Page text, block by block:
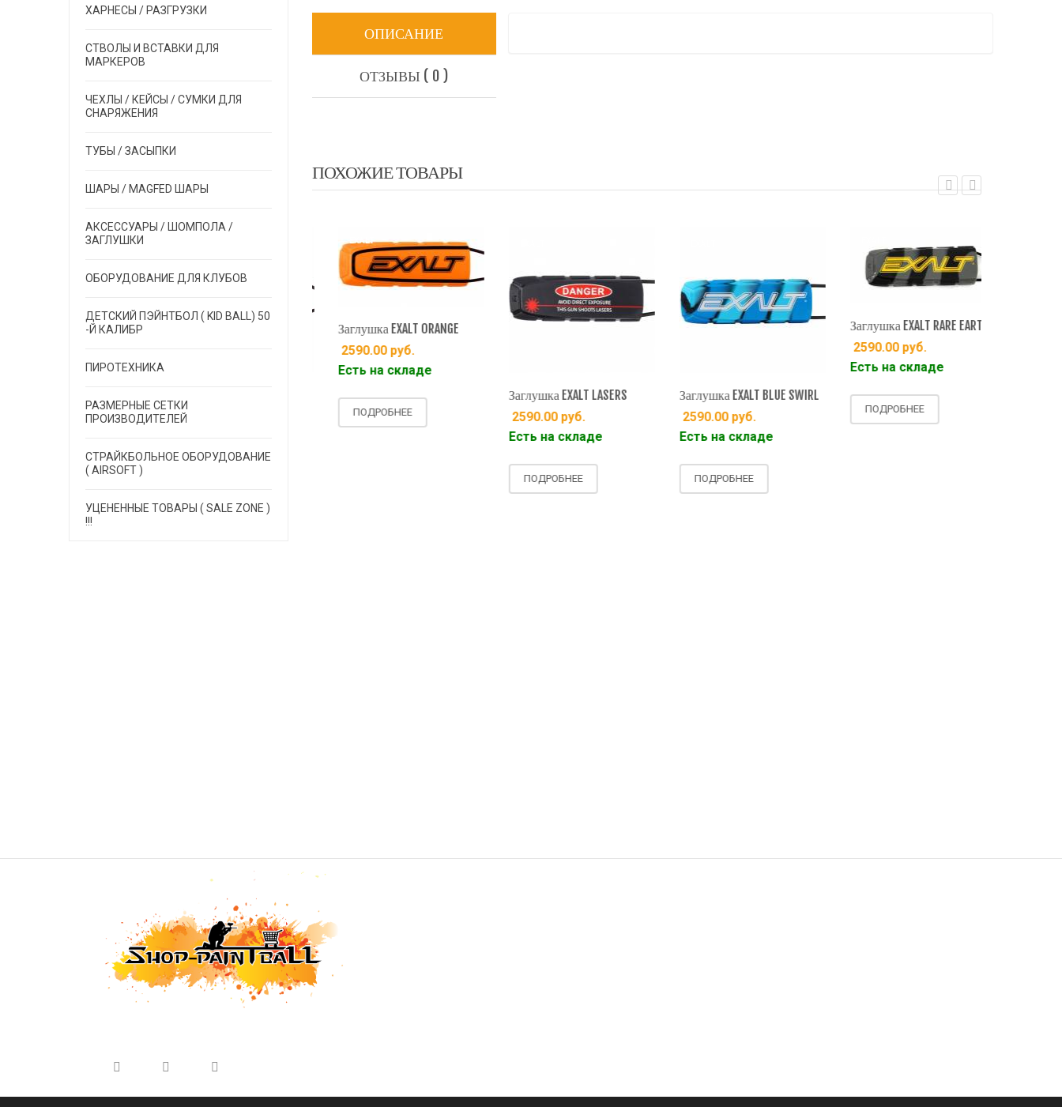
ХАРНЕСЫ / РАЗГРУЗКИ
СТВОЛЫ И ВСТАВКИ ДЛЯ
МАРКЕРОВ
ЧЕХЛЫ / КЕЙСЫ / СУМКИ ДЛЯ
СНАРЯЖЕНИЯ
ТУБЫ / ЗАСЫПКИ
ШАРЫ / MAGFED ШАРЫ
АКСЕССУАРЫ / ШОМПОЛА /
ЗАГЛУШКИ
ОБОРУДОВАНИЕ ДЛЯ КЛУБОВ
ДЕТСКИЙ ПЭЙНТБОЛ ( KID BALL) 50
-Й КАЛИБР
ПИРОТЕХНИКА
РАЗМЕРНЫЕ СЕТКИ
ПРОИЗВОДИТЕЛЕЙ
СТРАЙКБОЛЬНОЕ ОБОРУДОВАНИЕ
( AIRSOFT )
УЦЕНЕННЫЕ ТОВАРЫ ( SALE ZONE )
!!!
ОПИСАНИЕ
ОТЗЫВЫ ( 0 )
ПОХОЖИЕ ТОВАРЫ
2590.00
EXALT
Заглушка EXALT ORANGE
2590.00руб.
Есть на складе
ПОДРОБНЕЕ
Заглушка EXALT LASERS
2590.00руб.
Есть на складе
ПОДРОБНЕЕ
Заглушка EXALT BLUE SWIRL
2590.00руб.
Есть на складе
ПОДРОБНЕЕ
Заглушка EXALT RARE EARTH
2590.00руб.
Есть на складе
ПОДРОБНЕЕ